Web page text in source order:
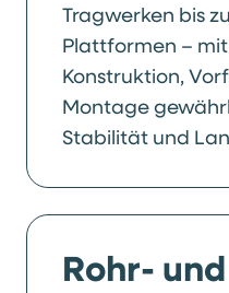
Tragwerken bis
Plattformen –
Konstruktion,
Montage
Stabilität und
Rohr- und